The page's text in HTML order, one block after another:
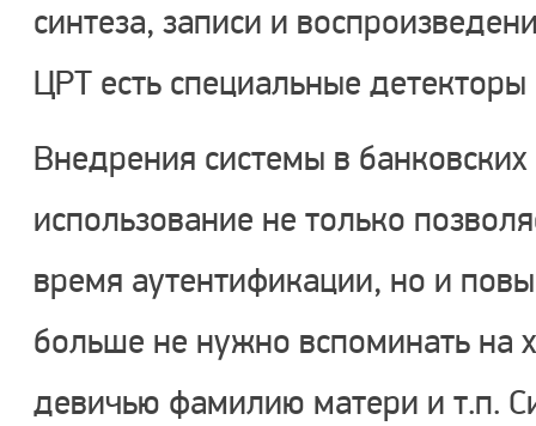
синтеза, записи и
ЦРТ есть специальные
Внедрения системы в
использование не только
время аутентификации, но и
больше не нужно вспоминать на
девичью фамилию матери и т.п.